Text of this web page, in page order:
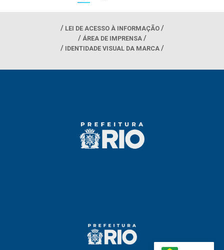
LEI DE ACESSO À INFORMAÇÃO
ÁREA DE IMPRENSA
IDENTIDADE VISUAL DA MARCA